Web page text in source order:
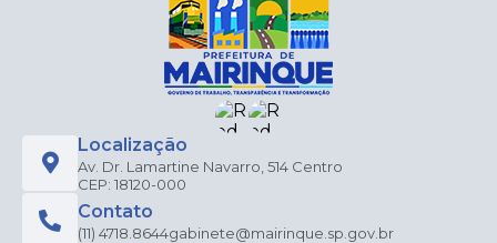
Localização
Av. Dr. Lamartine Navarro, 514 Centro
CEP: 18120-000
Contato
(11) 4718.8644gabinete@mairinque.sp.gov.br